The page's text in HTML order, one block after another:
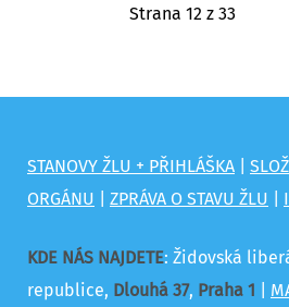
Strana 12 z 33
STANOVY ŽLU + PŘIHLÁŠKA
ORGÁNU
ZPRÁVA O STAVU ŽLU
KDE NÁS NAJDETE: Židovská
republice, Dlouhá 37, Praha 1